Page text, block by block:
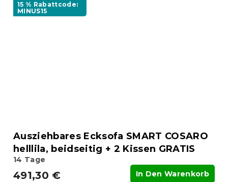
15 % Rabattcode:
MINUS15
Ausziehbares Ecksofa SMART COSARO
helllila, beidseitig + 2 Kissen GRATIS
14 Tage
491,30 € In Den Warenkorb